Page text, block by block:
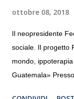
ottobre 08, 2018
Il neopresidente
sociale. Il progetto
mondo,
Guatemala»